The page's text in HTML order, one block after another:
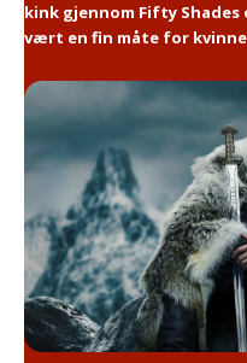
kink gjennom Fifty
vært en fin måte for